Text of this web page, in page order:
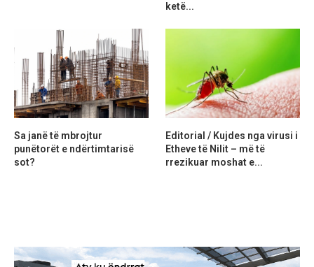
ketë...
Sa janë të mbrojtur
punëtorët e ndërtimtarisë
sot?
Editorial / Kujdes nga virusi i
Etheve të Nilit – më të
rrezikuar moshat e...